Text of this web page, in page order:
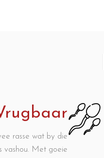
rasse wat by die
vashou. Met goeie